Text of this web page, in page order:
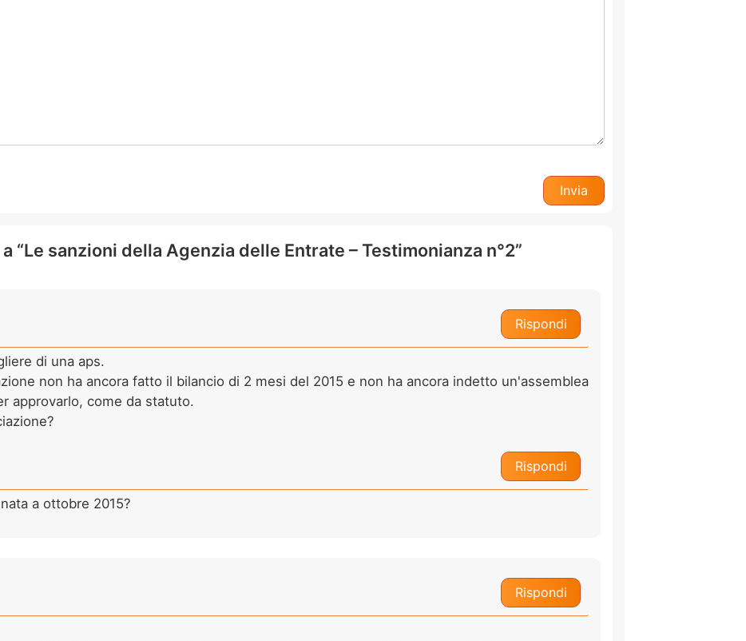
“Le sanzioni della Agenzia delle Entrate – Testimonianza n°2”
Rispondi
di una aps.
non ha ancora fatto il bilancio di 2 mesi del 2015 e non ha ancora indetto un'assemblea
approvarlo, come da statuto.
Rispondi
a ottobre 2015?
Rispondi